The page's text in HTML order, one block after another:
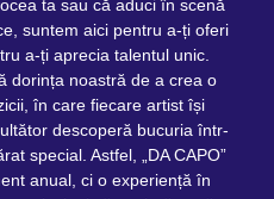
ta sau că aduci în scenă
suntem aici pentru a-ți oferi
a-ți aprecia talentul unic.
dorința noastră de a crea o
în care fiecare artist își
descoperă bucuria într-
special. Astfel, „DA CAPO”
anual, ci o experiență în